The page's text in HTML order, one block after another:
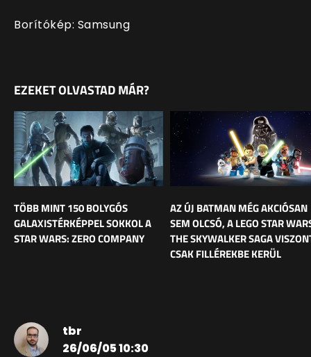
Borítókép: Samsung
EZEKET OLVASTAD MÁR?
TÖBB MINT 150 BOLYGÓS
GALAXISTÉRKÉPPEL SOKKOL A
STAR WARS: ZERO COMPANY
AZ ÚJ BATMAN MÉG AKCIÓSAN
SEM OLCSÓ, A LEGO STAR
THE SKYWALKER SAGA
CSAK FILLÉREKBE KERÜL
tbr
26/06/05 10:30